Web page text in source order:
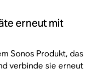
erneut mit
Sonos Produkt, das
verbinde sie erneut